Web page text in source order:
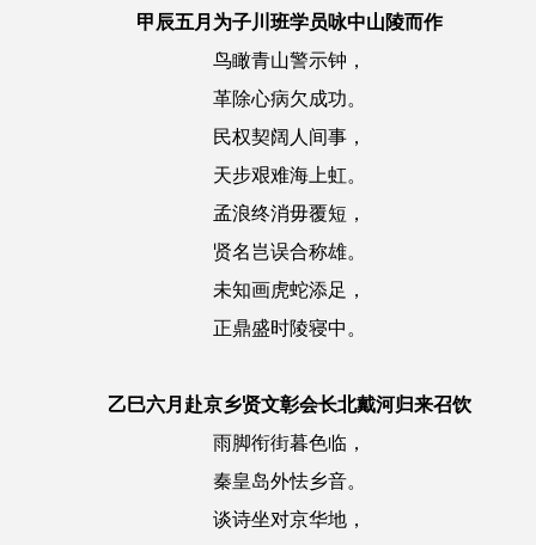
甲辰五月为子川班学员咏中山陵而作
鸟瞰青山警示钟，
革除心病欠成功。
民权契阔人间事，
天步艰难海上虹。
孟浪终消毋覆短，
贤名岂误合称雄。
未知画虎蛇添足，
正鼎盛时陵寝中。
乙巳六月赴京乡贤文彰会长北戴河归来召饮
雨脚衔街暮色临，
秦皇岛外怯乡音。
谈诗坐对京华地，